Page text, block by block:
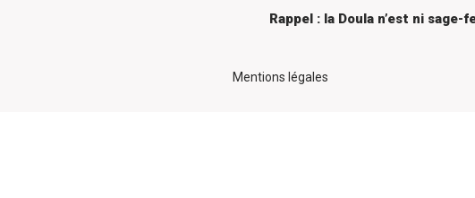
Rappel : la Doula n’est ni
Mentions légales